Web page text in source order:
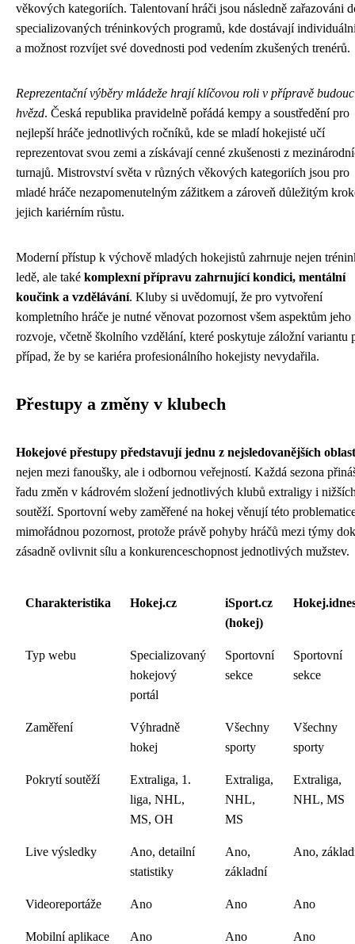
věkových kategoriích. Talentovaní hráči jsou následně zařazováni
specializovaných tréninkových programů, kde dostávají
a možnost rozvíjet své dovednosti pod vedením zkušených trenérů.
Reprezentační výběry mládeže hrají klíčovou roli v přípravě
hvězd. Česká republika pravidelně pořádá kempy a soustředění pro
nejlepší hráče jednotlivých ročníků, kde se mladí hokejisté učí
reprezentovat svou zemi a získávají cenné zkušenosti z
turnajů. Mistrovství světa v různých věkových kategoriích jsou pro
mladé hráče nezapomenutelným zážitkem a zároveň důležitým
jejich kariérním růstu.
Moderní přístup k výchově mladých hokejistů zahrnuje nejen
ledě, ale také komplexní přípravu zahrnující kondici, mentální
koučink a vzdělávání. Kluby si uvědomují, že pro vytvoření
kompletního hráče je nutné věnovat pozornost všem aspektům jeho
rozvoje, včetně školního vzdělání, které poskytuje záložní variantu
případ, že by se kariéra profesionálního hokejisty nevydařila.
Přestupy a změny v klubech
Hokejové přestupy představují jednu z nejsledovanějších
nejen mezi fanoušky, ale i odbornou veřejností. Každá sezona
řadu změn v kádrovém složení jednotlivých klubů extraligy i
soutěží. Sportovní weby zaměřené na hokej věnují této
mimořádnou pozornost, protože právě pohyby hráčů mezi týmy
zásadně ovlivnit sílu a konkurenceschopnost jednotlivých mužstev.
Charakteristika Hokej.cz
iSport.cz
(hokej)
Typ webu
Specializovaný
hokejový
portál
Sportovní
sekce
Sportovní
sekce
Zaměření
Výhradně
hokej
Všechny
sporty
Všechny
sporty
Pokrytí soutěží
Extraliga, 1.
liga, NHL,
MS, OH
Extraliga,
NHL,
MS
Extraliga,
NHL, MS
Live výsledky
Ano, detailní
statistiky
Ano,
základní
Ano,
Videoreportáže Ano Ano Ano
Mobilní aplikace Ano Ano Ano